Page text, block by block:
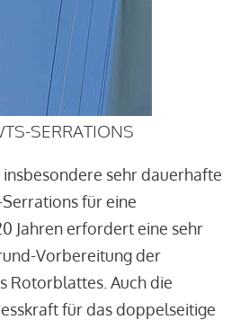
SERRATIONS
sehr dauerhafte
für eine
Jahren erfordert eine sehr
Vorbereitung der
Rotorblattes. Auch die
für das doppelseitige